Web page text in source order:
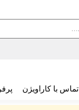
تماس با کاراویژن